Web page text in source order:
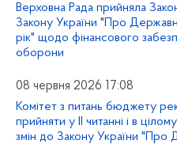
Верховна Рада прийняла
Закону України "Про
рік" щодо фінансового
оборони
08 червня 2026 17:08
Комітет з питань бюджету
прийняти у ІІ читанні і в
змін до Закону України